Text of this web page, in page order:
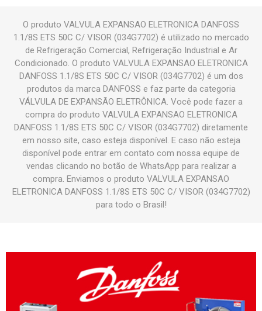
O produto VALVULA EXPANSAO ELETRONICA DANFOSS
1.1/8S ETS 50C C/ VISOR (034G7702) é utilizado no mercado
de Refrigeração Comercial, Refrigeração Industrial e Ar
Condicionado. O produto VALVULA EXPANSAO ELETRONICA
DANFOSS 1.1/8S ETS 50C C/ VISOR (034G7702) é um dos
produtos da marca DANFOSS e faz parte da categoria
VÁLVULA DE EXPANSÃO ELETRÔNICA. Você pode fazer a
compra do produto VALVULA EXPANSAO ELETRONICA
DANFOSS 1.1/8S ETS 50C C/ VISOR (034G7702) diretamente
em nosso site, caso esteja disponível. E caso não esteja
disponível pode entrar em contato com nossa equipe de
vendas clicando no botão de WhatsApp para realizar a
compra. Enviamos o produto VALVULA EXPANSAO
ELETRONICA DANFOSS 1.1/8S ETS 50C C/ VISOR (034G7702)
para todo o Brasil!